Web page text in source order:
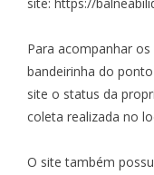
site: https://
Para acompanhar
bandeirinha do
site o status da
coleta realizada no
O site também